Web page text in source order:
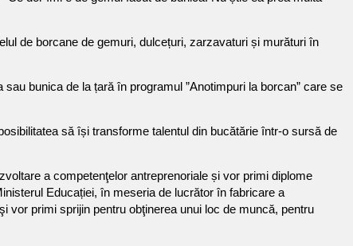
de borcane de gemuri, dulcețuri, zarzavaturi și murături în
bunica de la țară în programul ”Anotimpuri la borcan” care se
să își transforme talentul din bucătărie într-o sursă de
a competenţelor antreprenoriale și vor primi diplome
Educației, în meseria de lucrător în fabricare a
vor primi sprijin pentru obţinerea unui loc de muncă, pentru